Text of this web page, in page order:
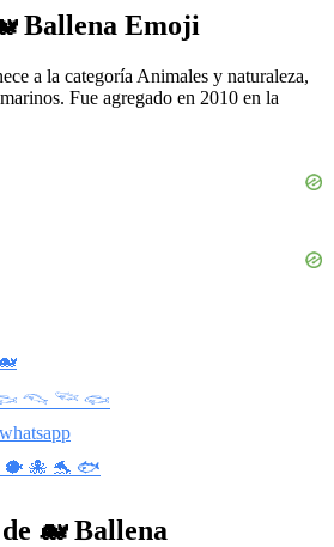
Ballena Emoji
a la categoría Animales y naturaleza,
Fue agregado en 2010 en la
𓆟 𓆞 𓆝 𓆟
🐡 🐙 🐬 🐟
🐋 Ballena